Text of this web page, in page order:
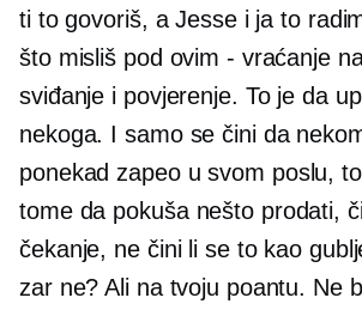
ti to govoriš, a Jesse i ja to
što misliš pod ovim - vraćanje
sviđanje i povjerenje. To je da
nekoga. I samo se čini da
ponekad zapeo u svom poslu,
tome da pokuša nešto prodati,
čekanje, ne čini li se to kao
zar ne? Ali na tvoju poantu. Ne